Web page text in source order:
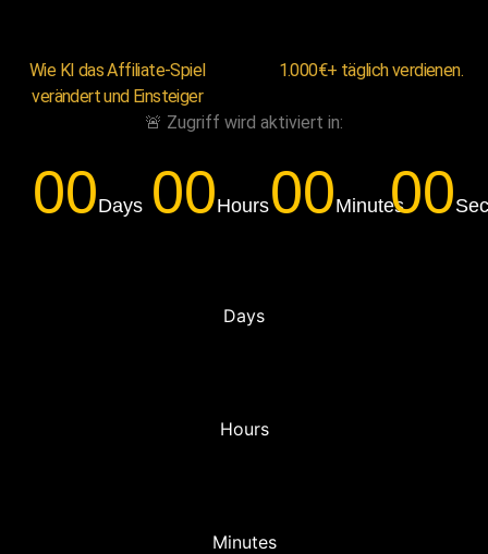
Wie KI das Affiliate-Spiel
verändert und Einsteiger
1.000€+ täglich verdienen.
🚨 Zugriff wird aktiviert in:
00Days 00Hours00Minutes00
Days
Hours
Minutes